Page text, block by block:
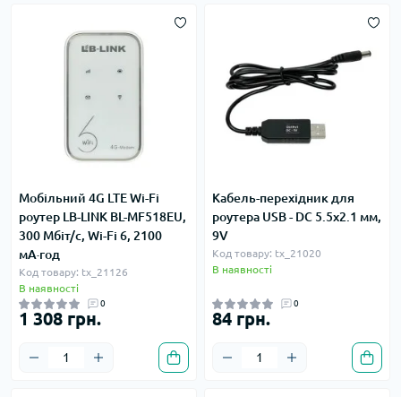
Мобільний 4G LTE Wi-Fi
роутер LB-LINK BL-MF518EU,
300 Мбіт/с, Wi-Fi 6, 2100
мА·год
Код товару: tx_21126
В наявності
0
1 308 грн.
Кабель-перехідник для
роутера USB - DC 5.5x2.1 мм,
9V
Код товару: tx_21020
В наявності
0
84 грн.